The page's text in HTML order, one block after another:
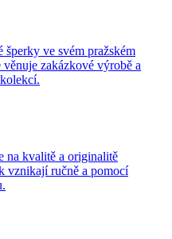
ve svém pražském
zakázkové výrobě a
na kvalitě a originalitě
vznikají ručně a pomocí